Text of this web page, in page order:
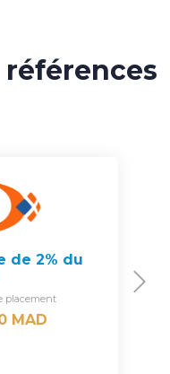
de 2% du
placement
MAD